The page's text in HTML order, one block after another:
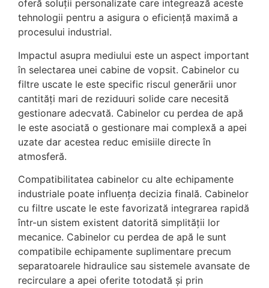
oferă soluții personalizate care integrează aceste
tehnologii pentru a asigura o eficiență maximă a
procesului industrial.
Impactul asupra mediului este un aspect important
în selectarea unei cabine de vopsit. Cabinelor cu
filtre uscate le este specific riscul generării unor
cantități mari de reziduuri solide care necesită
gestionare adecvată. Cabinelor cu perdea de apă
le este asociată o gestionare mai complexă a apei
uzate dar acestea reduc emisiile directe în
atmosferă.
Compatibilitatea cabinelor cu alte echipamente
industriale poate influența decizia finală. Cabinelor
cu filtre uscate le este favorizată integrarea rapidă
într-un sistem existent datorită simplității lor
mecanice. Cabinelor cu perdea de apă le sunt
compatibile echipamente suplimentare precum
separatoarele hidraulice sau sistemele avansate de
recirculare a apei oferite totodată și prin